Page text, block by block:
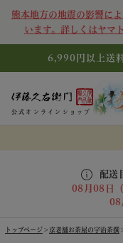
熊本地方の地震の影響に
います。詳しくはヤマ
6,990円以上送
公式オンラインショップ
配送
08月08日
08
トップページ 京老舗お茶屋の宇治茶撰